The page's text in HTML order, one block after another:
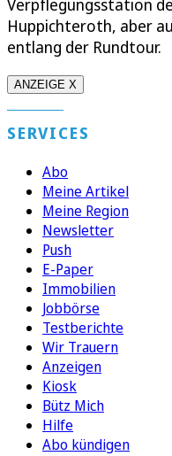
Verpflegungsstation
Huppichteroth, aber
entlang der Rundtour.
ANZEIGE X
SERVICES
Abo
Meine Artikel
Meine Region
Newsletter
Push
E-Paper
Immobilien
Jobbörse
Testberichte
Wir Trauern
Anzeigen
Kiosk
Bütz Mich
Hilfe
Abo kündigen